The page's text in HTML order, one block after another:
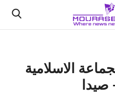
الاسلامية
صيدا